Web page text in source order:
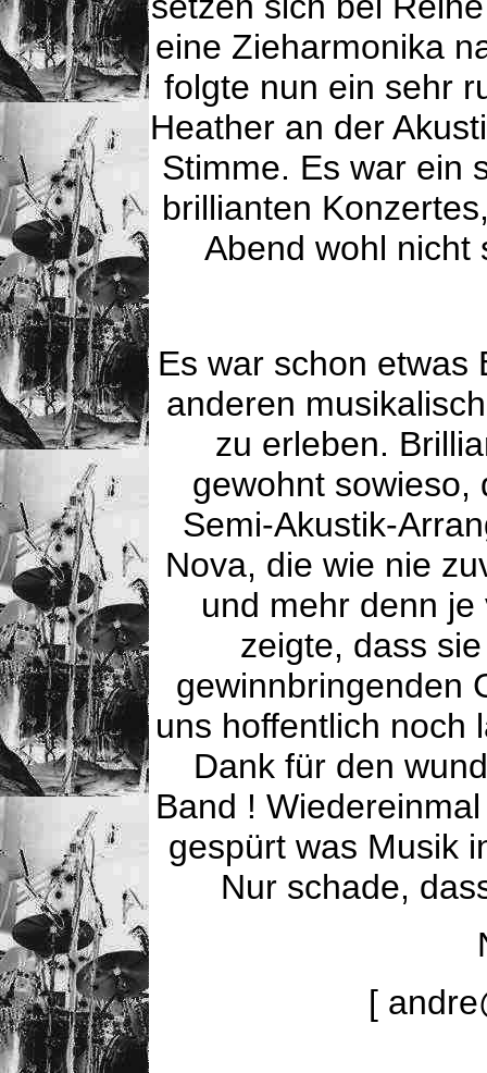
eine Zieharmonika
folgte nun ein sehr
Heather an der
Stimme. Es war ein
brillianten
Abend wohl
Es war schon etwas
anderen
zu erleben.
gewohnt sowieso,
Semi-Akustik-
Nova, die wie nie
und mehr denn
zeigte, dass
gewinnbringenden
uns hoffentlich noch
Dank für den
Band !
gespürt was Musik
Nur schade,
[